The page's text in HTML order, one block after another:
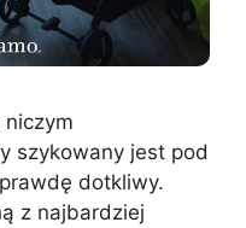
niczym
szykowany jest pod
dotkliwy.
z najbardziej